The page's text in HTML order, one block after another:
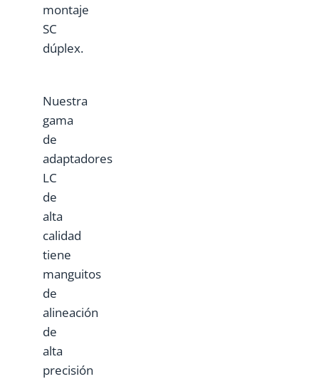
montaje
SC
dúplex.
Nuestra
gama
de
adaptadores
LC
de
alta
calidad
tiene
manguitos
de
alineación
de
alta
precisión